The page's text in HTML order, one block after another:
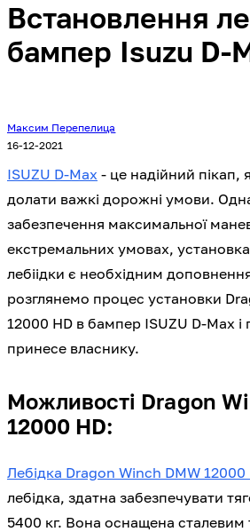
Встановлення
бампер Isuzu D-
Максим Перепелица
16-12-2021
ISUZU D-Max - це надійний пікап,
долати важкі дорожні умови.
забезпечення максимальної
екстремальних умовах, установка
лебіідки є необхідним
розглянемо процес установки
12000 HD в бампер ISUZU D-Max і
принесе власнику.
Можливості Dragon
12000 HD:
Лебідка Dragon Winch DMW 12000
лебідка, здатна забезпечувати
5400 кг. Вона оснащена